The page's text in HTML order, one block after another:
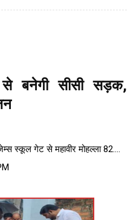
बनेगी सीसी सड़क,
स्कूल गेट से महावीर मोहल्ला 82....